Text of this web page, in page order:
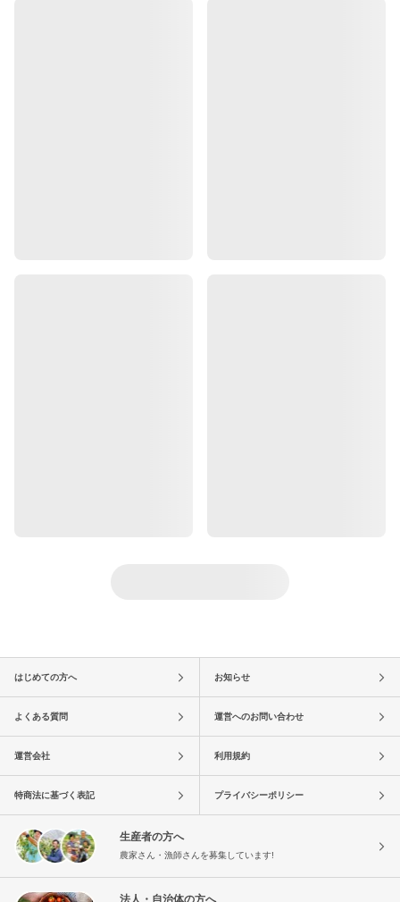
はじめての方へ お知らせ
よくある質問 運営へのお問い合わせ
運営会社 利用規約
特商法に基づく表記 プライバシーポリシー
生産者の方へ
農家さん・漁師さんを募集しています!
法人・自治体の方へ